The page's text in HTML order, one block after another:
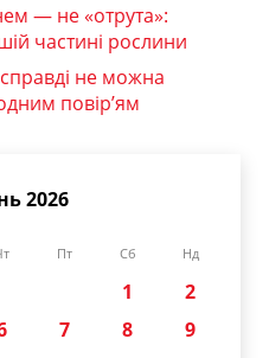
— не «отрута»:
частині рослини
не можна
повір’ям
2026
Пт Сб Нд
1
2
7 8
9